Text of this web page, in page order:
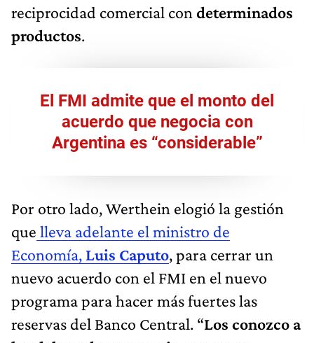
reciprocidad comercial con determinados
productos.
El FMI admite que el monto del
acuerdo que negocia con
Argentina es “considerable”
Por otro lado, Werthein elogió la gestión
que lleva adelante el ministro de
Economía, Luis Caputo, para cerrar un
nuevo acuerdo con el FMI en el nuevo
programa para hacer más fuertes las
reservas del Banco Central. “Los conozco a